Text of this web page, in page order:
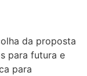
da proposta
para futura e
para